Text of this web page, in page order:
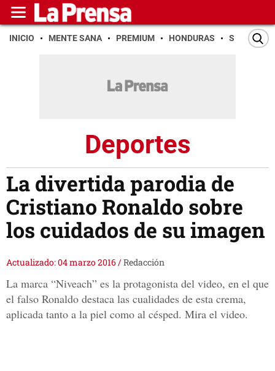
INICIO MENTE SANA PREMIUM HONDURAS SAN PEDRO
Deportes
La divertida parodia de
Cristiano Ronaldo sobre
los cuidados de su imagen
Actualizado: 04 marzo 2016/Redacción
La marca “Niveach” es la protagonista del video, en el que
el falso Ronaldo destaca las cualidades de esta crema,
aplicada tanto a la piel como al césped. Mira el video.